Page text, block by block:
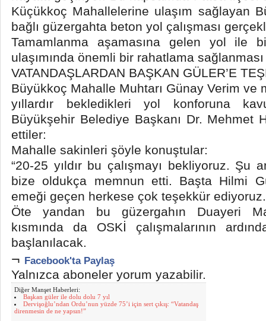
Küçükkoç Mahallelerine ulaşım sağlayan
bağlı güzergahta beton yol çalışması
Tamamlanma aşamasına gelen yol ile
ulaşımında önemli bir rahatlama
VATANDAŞLARDAN BAŞKAN GÜLER’E
Büyükkoç Mahalle Muhtarı Günay Verim ve
yıllardır bekledikleri yol konforuna
Büyükşehir Belediye Başkanı Dr. Mehmet
ettiler:
Mahalle sakinleri şöyle konuştular:
“20-25 yıldır bu çalışmayı bekliyoruz. Şu
bize oldukça memnun etti. Başta Hilmi
emeği geçen herkese çok teşekkür
Öte yandan bu güzergahın Duayeri
kısmında da OSKİ çalışmalarının
başlanılacak.
¬ Facebook'ta Paylaş
Yalnızca aboneler yorum yazabilir.
Diğer Manşet Haberleri:
Başkan güler ile dolu dolu 7 yıl
Dervişoğlu’ndan Ordu’nun yüzde 75’i için sert çıkış: “Vatandaş
direnmesin de ne yapsın!”